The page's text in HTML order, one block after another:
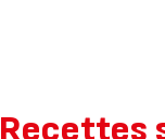
Recettes